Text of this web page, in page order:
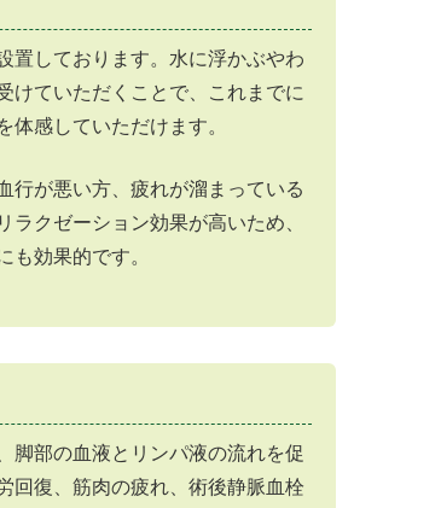
置しております。水に浮かぶやわ
けていただくことで、これまでに
体感していただけます。
行が悪い方、疲れが溜まっている
クゼーション効果が高いため、
も効果的です。
脚部の血液とリンパ液の流れを促
回復、筋肉の疲れ、術後静脈血栓